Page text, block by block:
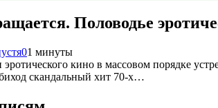
Половодье
01 минуты
кино в массовом порядке
скандальный хит 70-х…